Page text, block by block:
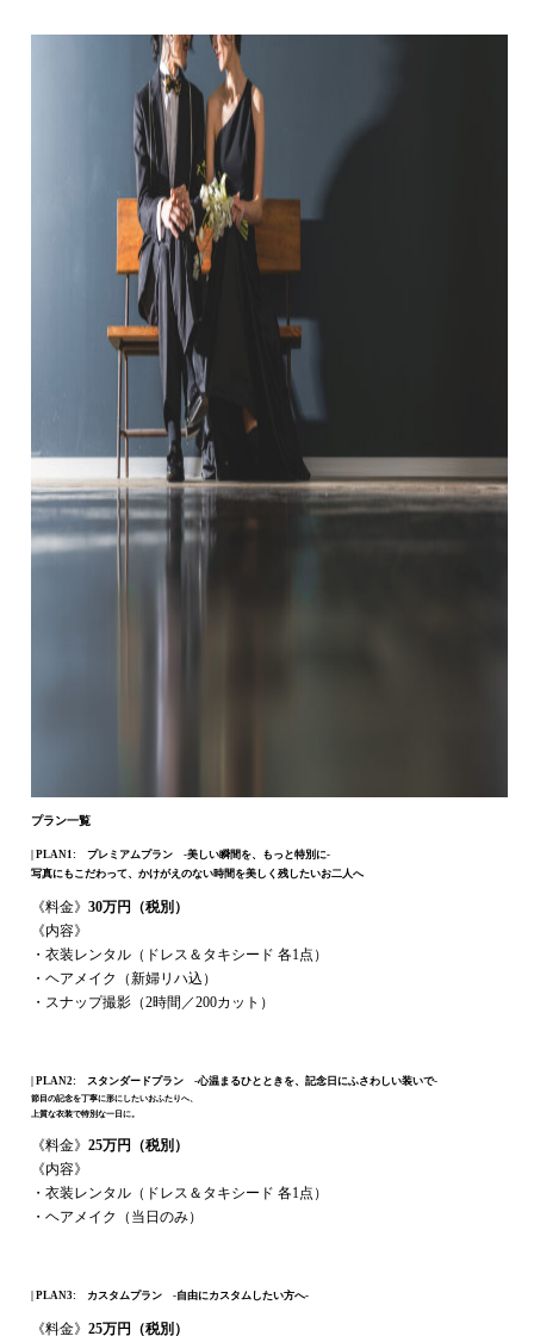
プラン一覧
| PLAN1: プレミアムプラン -美しい瞬間を、もっと特別に-
写真にもこだわって、かけがえのない時間を美しく残したいお二人へ
《料金》30万円（税別）
《内容》
・衣装レンタル（ドレス＆タキシード 各1点）
・ヘアメイク（新婦リハ込）
・スナップ撮影（2時間／200カット）
| PLAN2: スタンダードプラン -心温まるひとときを、記念日にふさわしい装いで-
節目の記念を丁寧に形にしたいおふたりへ、
上質な衣装で特別な一日に。
《料金》25万円（税別）
《内容》
・衣装レンタル（ドレス＆タキシード 各1点）
・ヘアメイク（当日のみ）
| PLAN3: カスタムプラン -自由にカスタムしたい方へ-
《料金》25万円（税別）